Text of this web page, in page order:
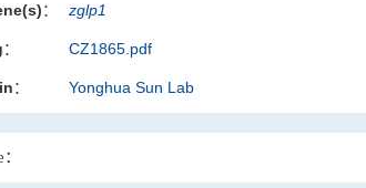
： zglp1
CZ1865.pdf
： Yonghua Sun Lab